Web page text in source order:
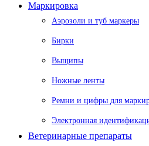
Маркировка
Аэрозоли и туб маркеры
Бирки
Выщипы
Ножные ленты
Ремни и цифры для
Электронная
Ветеринарные препараты